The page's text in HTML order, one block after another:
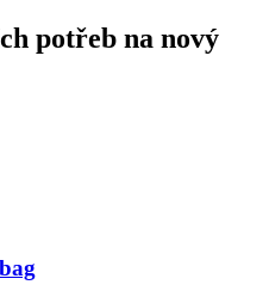
potřeb na nový